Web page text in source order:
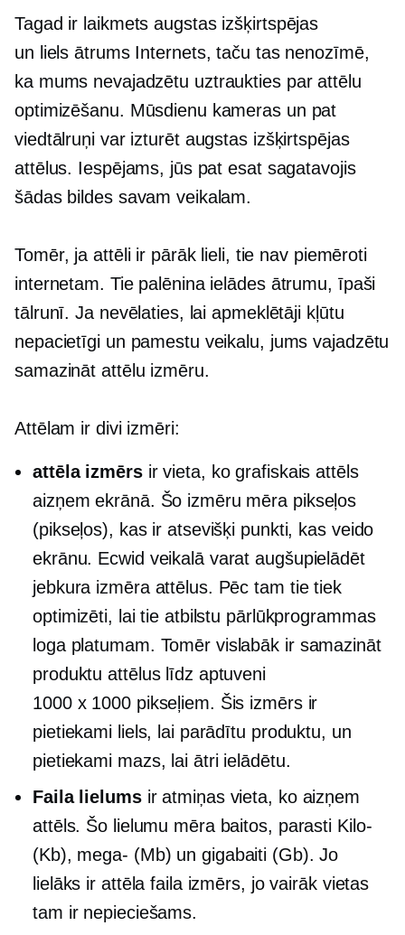
Tagad ir laikmetsaugstas izšķirtspējas
un liels ātrumsInternets, taču tas nenozīmē,
ka mums nevajadzētu uztraukties par attēlu
optimizēšanu. Mūsdienu kameras un pat
viedtālruņi var izturēt augstas izšķirtspējas
attēlus. Iespējams, jūs pat esat sagatavojis
šādas bildes savam veikalam.
Tomēr, ja attēli ir pārāk lieli, tie nav piemēroti
internetam. Tie palēnina ielādes ātrumu, īpaši
tālrunī. Ja nevēlaties, lai apmeklētāji kļūtu
nepacietīgi un pamestu veikalu, jums vajadzētu
samazināt attēlu izmēru.
Attēlam ir divi izmēri:
attēla izmērsir vieta, ko grafiskais attēls
aizņem ekrānā. Šo izmēru mēra pikseļos
(pikseļos), kas ir atsevišķi punkti, kas veido
ekrānu. Ecwid veikalā varat augšupielādēt
jebkura izmēra attēlus. Pēc tam tie tiek
optimizēti, lai tie atbilstu pārlūkprogrammas
loga platumam. Tomēr vislabāk ir samazināt
produktu attēlus līdz aptuveni
1000 x 1000 pikseļiem. Šis izmērs ir
pietiekami liels, lai parādītu produktu, un
pietiekami mazs, lai ātri ielādētu.
Faila lielumsir atmiņas vieta, ko aizņem
attēls. Šo lielumu mēra baitos, parasti Kilo-
(Kb), mega- (Mb) un gigabaiti (Gb). Jo
lielāks ir attēla faila izmērs, jo vairāk vietas
tam ir nepieciešams.